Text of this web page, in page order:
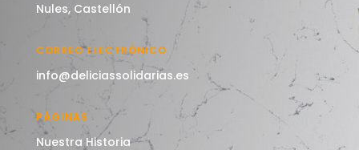
Nules, Castellón
CORREO ELECTRÓNICO
info@deliciassolidarias.es
PÁGINAS
Nuestra Historia